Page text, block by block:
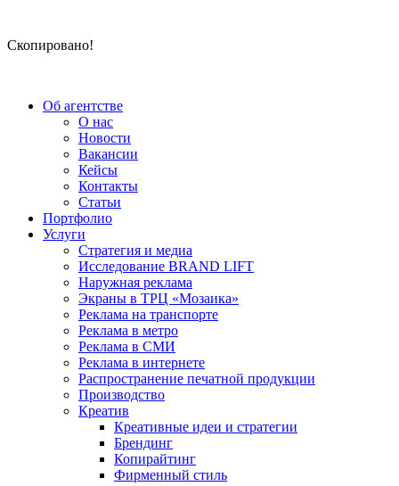
Скопировано!
Об агентстве
О нас
Новости
Вакансии
Кейсы
Контакты
Статьи
Портфолио
Услуги
Стратегия и медиа
Исследование BRAND LIFT
Наружная реклама
Экраны в ТРЦ «Мозаика»
Реклама на транспорте
Реклама в метро
Реклама в СМИ
Реклама в интернете
Распространение печатной продукции
Производство
Креатив
Креативные идеи и стратегии
Брендинг
Копирайтинг
Фирменный стиль